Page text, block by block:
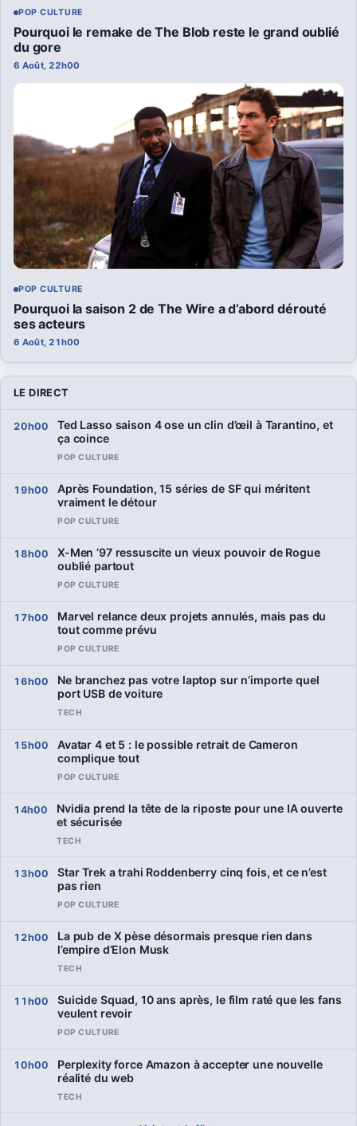
POP CULTURE
Pourquoi le remake de The Blob reste le grand oublié
du gore
6 Août, 22h00
POP CULTURE
Pourquoi la saison 2 de The Wire a d’abord dérouté
ses acteurs
6 Août, 21h00
LE DIRECT
20h00
Ted Lasso saison 4 ose un clin d’œil à Tarantino, et
ça coince
POP CULTURE
19h00
Après Foundation, 15 séries de SF qui méritent
vraiment le détour
POP CULTURE
18h00
X-Men ’97 ressuscite un vieux pouvoir de Rogue
oublié partout
POP CULTURE
17h00
Marvel relance deux projets annulés, mais pas du
tout comme prévu
POP CULTURE
16h00
Ne branchez pas votre laptop sur n’importe quel
port USB de voiture
TECH
15h00
Avatar 4 et 5 : le possible retrait de Cameron
complique tout
POP CULTURE
14h00
Nvidia prend la tête de la riposte pour une IA ouverte
et sécurisée
TECH
13h00
Star Trek a trahi Roddenberry cinq fois, et ce n’est
pas rien
POP CULTURE
12h00
La pub de X pèse désormais presque rien dans
l’empire d’Elon Musk
TECH
11h00
Suicide Squad, 10 ans après, le film raté que les fans
veulent revoir
POP CULTURE
10h00
Perplexity force Amazon à accepter une nouvelle
réalité du web
TECH